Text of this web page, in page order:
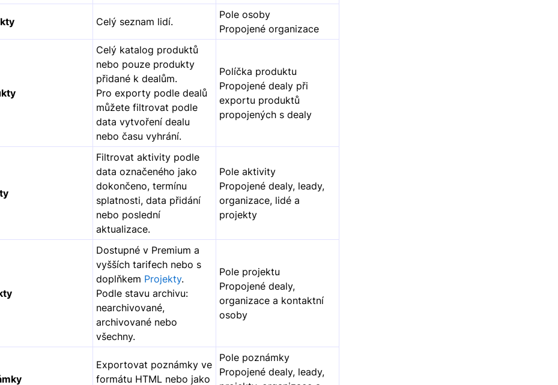
Celý seznam lidí.
Pole osoby
Propojené organizace
Celý katalog produktů
nebo pouze produkty
přidané k dealům.
Pro exporty podle dealů
můžete filtrovat podle
data vytvoření dealu
nebo času vyhrání.
Políčka produktu
Propojené dealy při
exportu produktů
propojených s dealy
Filtrovat aktivity podle
data označeného jako
dokončeno, termínu
splatnosti, data přidání
nebo poslední
aktualizace.
Pole aktivity
Propojené dealy, leady,
organizace, lidé a
projekty
Dostupné v Premium a
vyšších tarifech nebo s
doplňkem Projekty.
Podle stavu archivu:
nearchivované,
archivované nebo
všechny.
Pole projektu
Propojené dealy,
organizace a kontaktní
osoby
Exportovat poznámky ve
formátu HTML nebo jako
Pole poznámky
Propojené dealy, leady,